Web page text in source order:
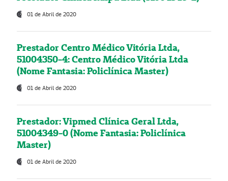
01 de Abril de 2020
Prestador Centro Médico Vitória Ltda,
51004350-4: Centro Médico Vitória Ltda
(Nome Fantasia: Policlínica Master)
01 de Abril de 2020
Prestador: Vipmed Clínica Geral Ltda,
51004349-0 (Nome Fantasia: Policlínica
Master)
01 de Abril de 2020